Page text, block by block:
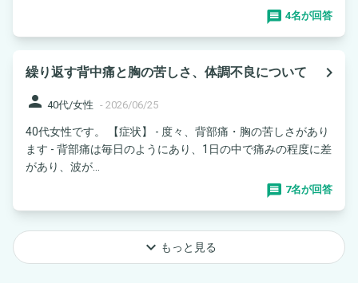
4名が回答
繰り返す背中痛と胸の苦しさ、体調不良について
navigate_next
person 40代/女性 - 2026/06/25
40代女性です。 【症状】 - 度々、背部痛・胸の苦しさがあり
ます - 背部痛は毎日のようにあり、1日の中で痛みの程度に差
があり、波が...
7名が回答
keyboard_arrow_down もっと見る